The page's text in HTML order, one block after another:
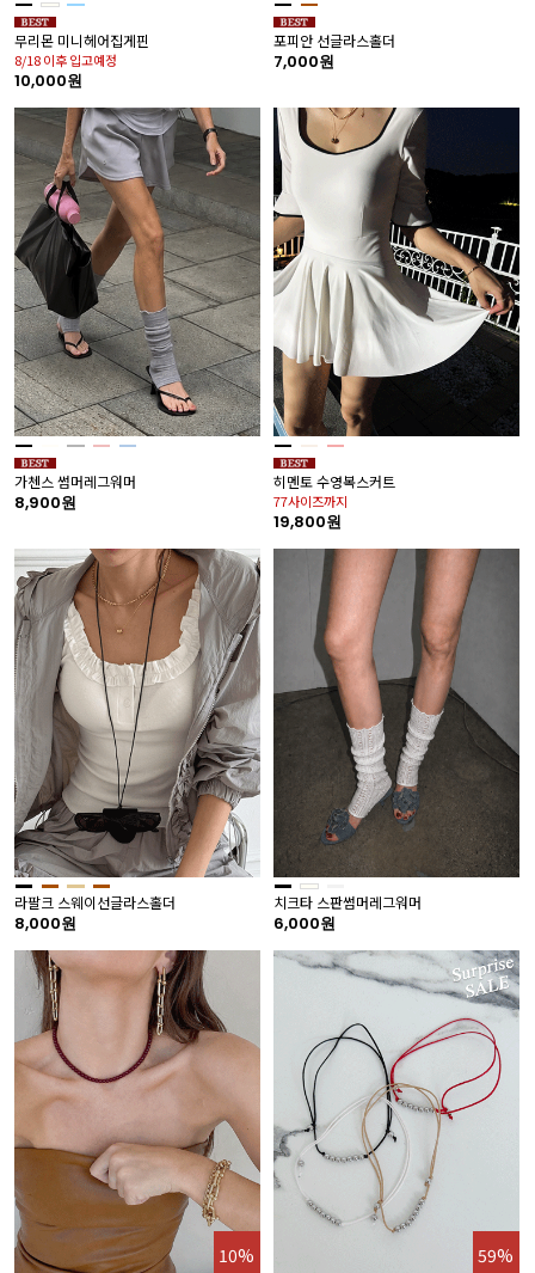
무리몬 미니헤어집게핀
8/18 이후 입고예정
10,000원
포피안 선글라스홀더
7,000원
가첸스 썸머레그워머
8,900원
히멘토 수영복스커트
77사이즈까지
19,800원
라팔크 스웨이선글라스홀더
8,000원
치크타 스판썸머레그워머
6,000원
10% 59%